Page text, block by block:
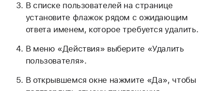
В списке пользователей на странице
установите флажок рядом с ожидающим
ответа именем, которое требуется удалить.
В меню «Действия» выберите «Удалить
пользователя».
В открывшемся окне нажмите «Да», чтобы